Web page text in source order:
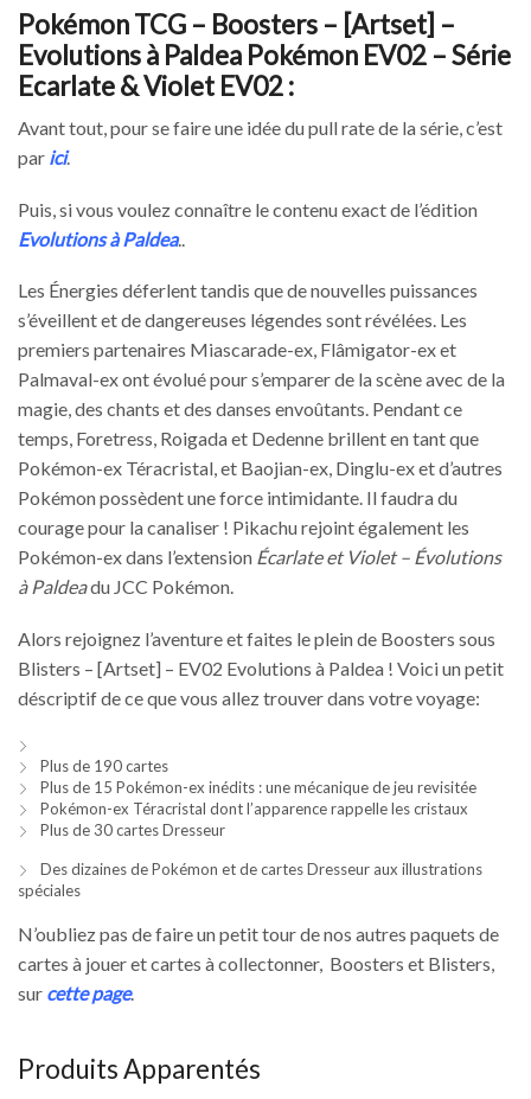
Pokémon TCG – Boosters – [Artset] –
Evolutions à Paldea Pokémon EV02 – Série
Ecarlate & Violet EV02 :
Avant tout, pour se faire une idée du pull rate de la série, c’est
par ici.
Puis, si vous voulez connaître le contenu exact de l’édition
Evolutions à Paldea..
Les Énergies déferlent tandis que de nouvelles puissances
s’éveillent et de dangereuses légendes sont révélées. Les
premiers partenaires Miascarade-ex, Flâmigator-ex et
Palmaval-ex ont évolué pour s’emparer de la scène avec de la
magie, des chants et des danses envoûtants. Pendant ce
temps, Foretress, Roigada et Dedenne brillent en tant que
Pokémon-ex Téracristal, et Baojian-ex, Dinglu-ex et d’autres
Pokémon possèdent une force intimidante. Il faudra du
courage pour la canaliser ! Pikachu rejoint également les
Pokémon-ex dans l’extension Écarlate et Violet – Évolutions
à Paldeadu JCC Pokémon.
Alors rejoignez l’aventure et faites le plein de Boosters sous
Blisters – [Artset] – EV02 Evolutions à Paldea ! Voici un petit
déscriptif de ce que vous allez trouver dans votre voyage:
Plus de 190 cartes
Plus de 15 Pokémon-ex inédits : une mécanique de jeu revisitée
Pokémon-ex Téracristal dont l’apparence rappelle les cristaux
Plus de 30 cartes Dresseur
Des dizaines de Pokémon et de cartes Dresseur aux illustrations
spéciales
N’oubliez pas de faire un petit tour de nos autres paquets de
cartes à jouer et cartes à collectonner, Boosters et Blisters,
sur cette page.
Produits Apparentés